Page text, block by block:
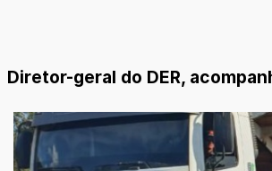
Diretor-geral do DER,